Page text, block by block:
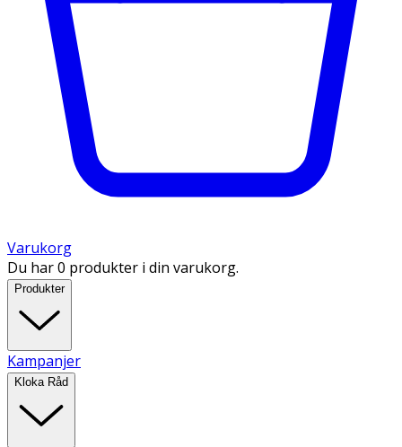
Varukorg
Du har 0 produkter i din varukorg.
Produkter
Kampanjer
Kloka Råd